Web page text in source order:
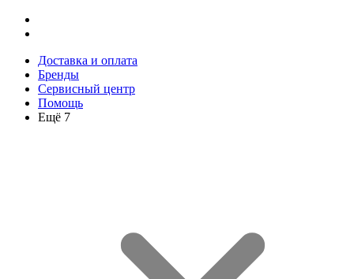
Доставка и оплата
Бренды
Сервисный центр
Помощь
Ещё 7